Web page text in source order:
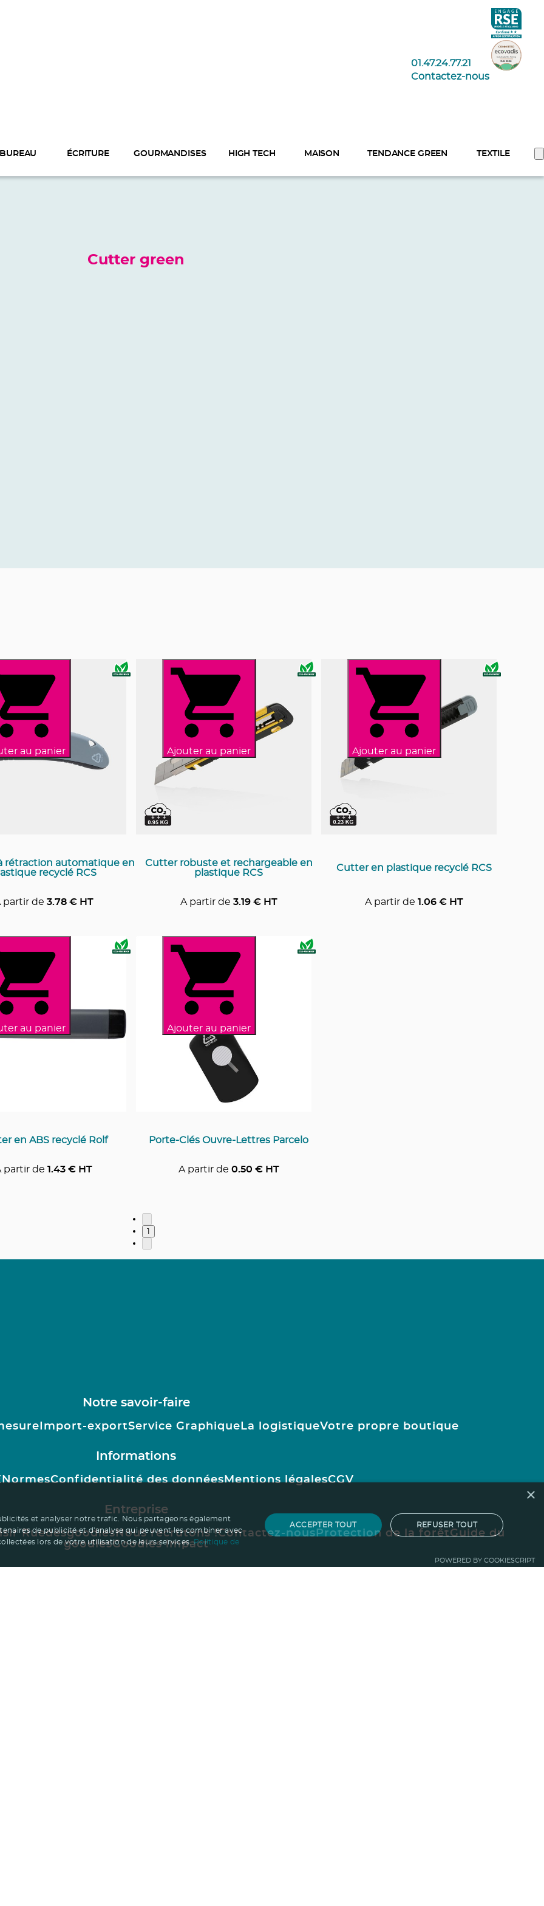
01.47.24.77.21
Contactez-nous
BUREAU ÉCRITURE GOURMANDISES HIGH TECH MAISON TENDANCE GREEN TEXTILE
Cutter green
au panier
rétraction automatique en
recyclé RCS
partir de 3.78€ HT
Ajouter au panier
Cutter robuste et rechargeable en
plastique RCS
A partir de 3.19€ HT
Ajouter au panier
Cutter en plastique recyclé RCS
A partir de 1.06€ HT
au panier
en ABS recyclé Rolf
partir de 1.43 € HT
Ajouter au panier
Porte-Clés Ouvre-Lettres Parcelo
A partir de 0.50 € HT
1
Notre savoir-faire
Import-exportService Graphique La logistiqueVotre propre boutique
Informations
NormesConfidentialité des donnéesMentions légalesCGV
Entreprise
RuedesgoodiesNous recrutons !Contactez-nous Protection de la forêtGuide du
goodiesGoodies impact
×
et analyser notre trafic. Nous partageons également
de publicité et d'analyse qui peuvent les combiner avec
lors de votre utilisation de leurs services.Politique de
ACCEPTER TOUT REFUSER TOUT
POWERED BY COOKIESCRIPT